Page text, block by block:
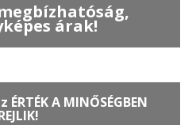
árak!
A MINŐSÉGBEN